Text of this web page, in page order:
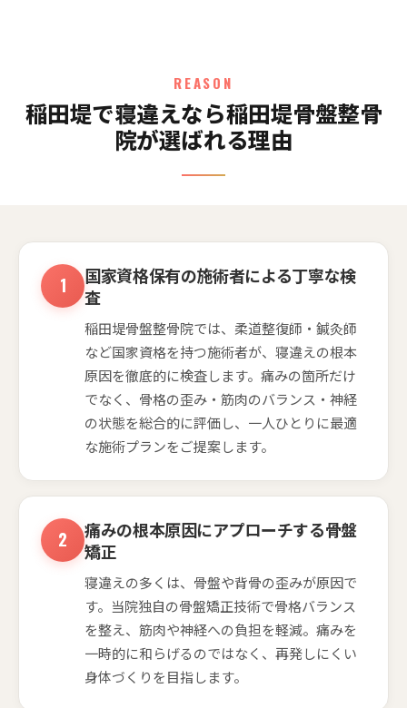
REASON
稲田堤で寝違えなら稲田堤骨盤整骨
院が選ばれる理由
国家資格保有の施術者による丁寧な検
査
稲田堤骨盤整骨院では、柔道整復師・鍼灸師
など国家資格を持つ施術者が、寝違えの根本
原因を徹底的に検査します。痛みの箇所だけ
でなく、骨格の歪み・筋肉のバランス・神経
の状態を総合的に評価し、一人ひとりに最適
な施術プランをご提案します。
痛みの根本原因にアプローチする骨盤
矯正
寝違えの多くは、骨盤や背骨の歪みが原因で
す。当院独自の骨盤矯正技術で骨格バランス
を整え、筋肉や神経への負担を軽減。痛みを
一時的に和らげるのではなく、再発しにくい
身体づくりを目指します。